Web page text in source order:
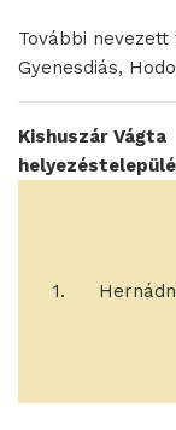
További
Gyenesdiás,
Kishuszár Vágta
helyezés
1.